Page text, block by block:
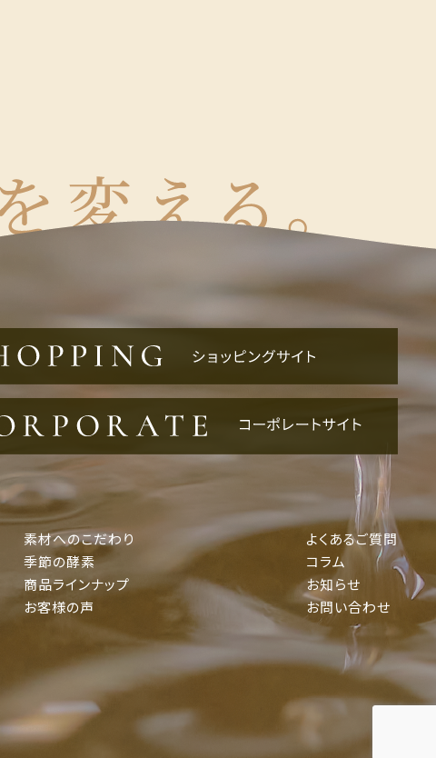
素材へのこだわり
季節の酵素
商品ラインナップ
お客様の声
よくあるご質問
コラム
お知らせ
お問い合わせ